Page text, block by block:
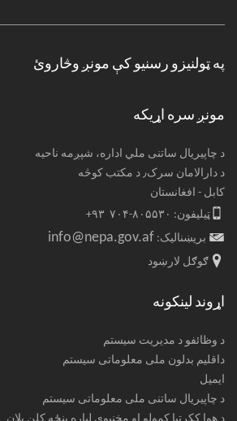
په ټولنیزو رسنیو کې مونږ وڅاروئ
مونږ سره اړیکه
د چاپیریال ساتنی ملي اداره، شپږمه ناحیه
د دارالامان سرک٫ د مکتب کوڅه
کابل - افغانستان
ټیلیفون: ۸۰۵۵۳۰-۷۰۴ ۹۳+
بریښنالیک: info@nepa.gov.af
ګوګل لارښود
اړوند لینکونه
د وظائفو د مدیریت سیستم
داقلیم بدلون ملی معلوماتی سیستم
ایمیل
د چاپیریال ساتنی ملی معلوماتی سیستم